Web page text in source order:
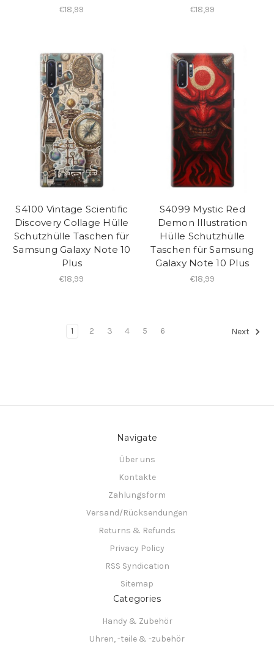
€18,99 €18,99
S4100 Vintage Scientific
Discovery Collage Hülle
Schutzhülle Taschen für
Samsung Galaxy Note 10
Plus
€18,99
S4099 Mystic Red
Demon Illustration
Hülle Schutzhülle
Taschen für Samsung
Galaxy Note 10 Plus
€18,99
1 2 3 4 5 6 Next
Navigate
Über uns
Kontakte
Zahlungsform
Versand/Rücksendungen
Returns & Refunds
Privacy Policy
RSS Syndication
Sitemap
Categories
Handy & Zubehör
Uhren, -teile & -zubehör